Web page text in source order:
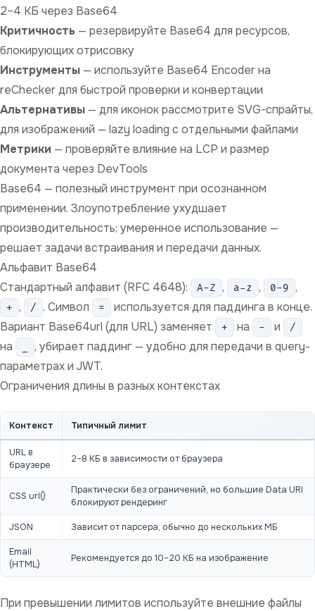
2–4 КБ через Base64
Критичность — резервируйте Base64 для ресурсов,
блокирующих отрисовку
Инструменты — используйте Base64 Encoder на
reCheckerдля быстрой проверки и конвертации
Альтернативы — для иконок рассмотрите SVG-спрайты,
для изображений — lazy loading с отдельными файлами
Метрики — проверяйте влияние на LCP и размер
документа через DevTools
Base64 — полезный инструмент при осознанном
применении. Злоупотребление ухудшает
производительность; умеренное использование —
решает задачи встраивания и передачи данных.
Альфавит Base64
Стандартный алфавит (RFC 4648):
A-Z , a-z , 0-9 ,
+ , / . Символ =
используется для паддинга в конце.
Вариант Base64url (для URL) заменяет
+ на - и /
на
, убирает паддинг — удобно для передачи в query-
параметрах и JWT.
Ограничения длины в разных контекстах
Контекст Типичный лимит
URL в
браузере
2–8 КБ в зависимости от браузера
CSS url()
Практически без ограничений, но большие Data URI
блокируют рендеринг
JSON Зависит от парсера, обычно до нескольких МБ
Email
(HTML)
Рекомендуется до 10–20 КБ на изображение
При превышении лимитов используйте внешние файлы